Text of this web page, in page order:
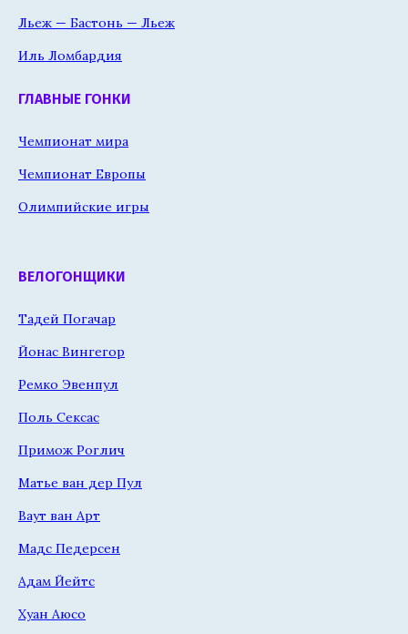
Льеж — Бастонь — Льеж
Иль Ломбардия
ГЛАВНЫЕ ГОНКИ
Чемпионат мира
Чемпионат Европы
Олимпийские игры
ВЕЛОГОНЩИКИ
Тадей Погачар
Йонас Вингегор
Ремко Эвенпул
Поль Сексас
Примож Роглич
Матье ван дер Пул
Ваут ван Арт
Мадс Педерсен
Адам Йейтс
Хуан Аюсо